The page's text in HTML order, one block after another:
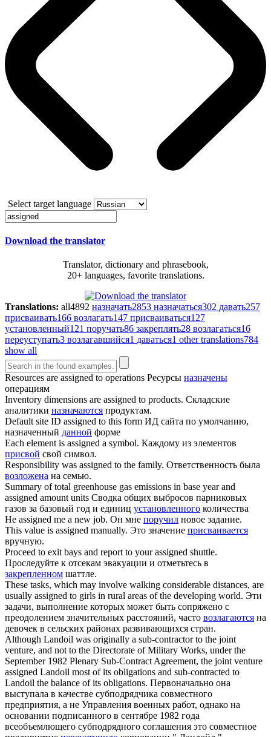
Select target language
Download the translator
Translator, dictionary and phrasebook,
20+ languages, favorite translations.
Translations: all4892 назначать2853 назначаться302 давать257
присваивать166 возлагать147 присваиваться127
установленный121 поручать86 закреплять28 возлагаться16
переуступать3 возлагавшийся1 даваться1 other translations784
show all
Resources are assigned to operations Ресурсы назначены
операциям
Inventory dimensions are assigned to products. Складские
аналитики назначаются продуктам.
Default site ID assigned to this form ИД сайта по умолчанию,
назначенный данной форме
Each element is assigned a symbol. Каждому из элементов
присвой свой символ.
Responsibility was assigned to the family. Ответственность была
возложена на семью.
Summary of total greenhouse gas emissions in base year and
assigned amount units Сводка общих выбросов парниковых
газов за базовый год и единиц установленного количества
He assigned me a new job. Он мне поручил новое задание.
This value is assigned manually. Это значение присваивается
вручную.
Proceed to exit bays and report to yourassigned shuttle.
Проследуйте к отсекам эвакуации и отметьтесь в
закрепленном шаттле.
These tasks, which may involve walking considerable distances, are
usually assigned to girls in rural areas of the developing world. Эти
задачи, выполнение которых может быть сопряжено с
преодолением значительных расстояний, часто возлагаются на
девочек в сельских районах развивающихся стран.
Although Landoil was originally a sub-contractor to the joint
venture, and not to the Directorate of Military Works, under the
September 1982 Plenary Sub-Contract Agreement, the joint venture
assigned Landoil most of its obligations and sub-contracted to
Landoil the balance of its obligations. Первоначально она
выступала в качестве субподрядчика совместного
предприятия, а не Управления военных работ, однако на
основании подписанного в сентябре 1982 года
всеобъемлющего субподрядного соглашения это совместное